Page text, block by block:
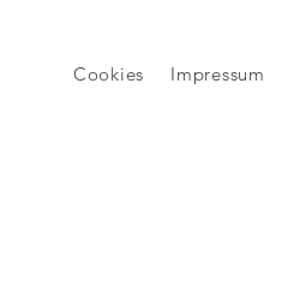
Cookies Impressum